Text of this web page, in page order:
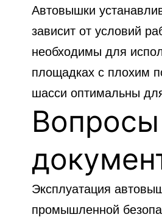
Автовышки
зависит от условий
необходимы для
площадках с плохим
шасси оптимальны
Эксплуатация
промышленной